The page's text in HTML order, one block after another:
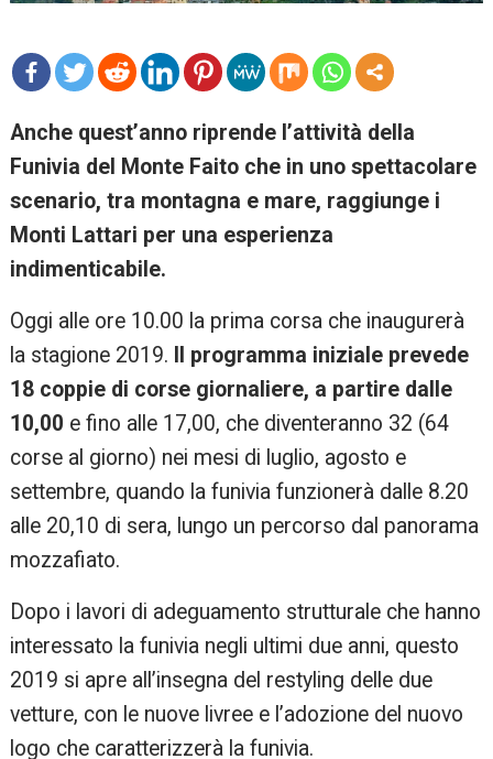
re
Anche quest’anno riprende l’attività della
Funivia del Monte Faito che in uno spettacolare
scenario, tra montagna e mare, raggiunge i
Monti Lattari per una esperienza
indimenticabile.
Oggi alle ore 10.00 la prima corsa che inaugurerà
la stagione 2019.
Il programma iniziale prevede
18 coppie di corse giornaliere, a partire dalle
10,00 e fino alle 17,00, che diventeranno 32 (64
corse al giorno) nei mesi di luglio, agosto e
settembre, quando la funivia funzionerà dalle 8.20
alle 20,10 di sera, lungo un percorso dal panorama
mozzafiato.
Dopo i lavori di adeguamento strutturale che hanno
interessato la funivia negli ultimi due anni, questo
2019 si apre all’insegna del restyling delle due
vetture, con le nuove livree e l’adozione del nuovo
logo che caratterizzerà la funivia.